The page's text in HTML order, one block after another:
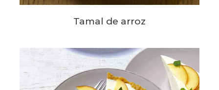
Tamal de arroz